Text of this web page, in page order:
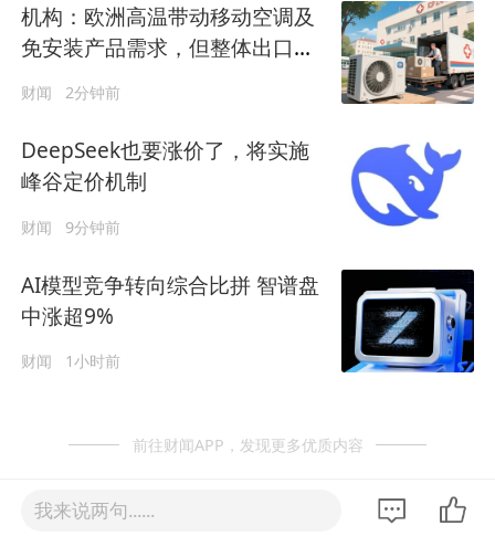
机构：欧洲高温带动移动空调及
免安装产品需求，但整体出口尚
财闻 2分钟前
DeepSeek也要涨价了，将实施
峰谷定价机制
财闻 9分钟前
AI模型竞争转向综合比拼 智谱盘
中涨超9%
财闻 1小时前
前往财闻APP，发现更多优质内容
我来说两句......